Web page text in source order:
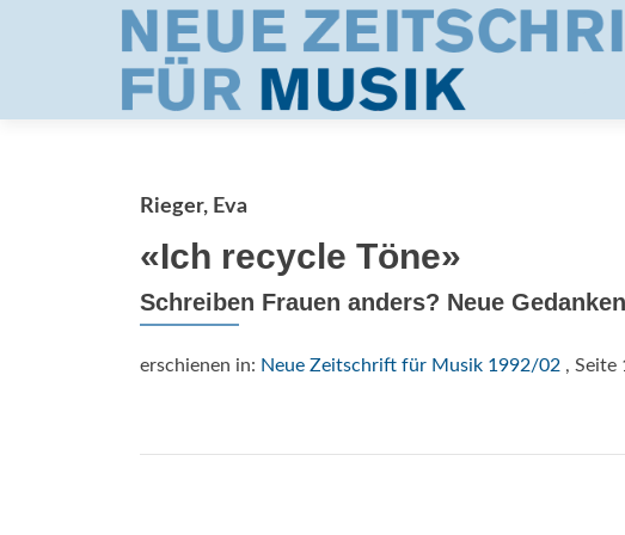
Rieger, Eva
«Ich recycle Töne»
Schreiben Frauen anders? Neue
erschienen in: Neue Zeitschrift für Musik 1992/02 , Seite